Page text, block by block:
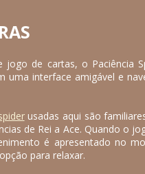
jogo de cartas, o Paciência
uma interface amigável e
usadas aqui são
de Rei a Ace. Quando o
é apresentado no
para relaxar.